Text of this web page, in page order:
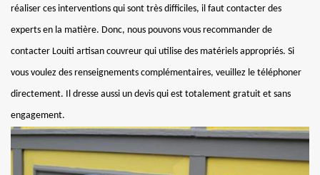
réaliser ces interventions qui sont très difficiles, il faut contacter des
experts en la matière. Donc, nous pouvons vous recommander de
contacter Louiti artisan couvreur qui utilise des matériels appropriés. Si
vous voulez des renseignements complémentaires, veuillez le téléphoner
directement. Il dresse aussi un devis qui est totalement gratuit et sans
engagement.